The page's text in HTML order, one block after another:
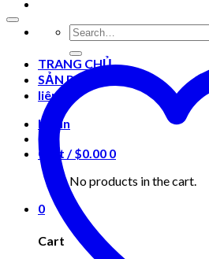
Search
for:
TRANG CHỦ
SẢN PHẨM
liên hệ
Login
Cart /$0.00 0
No products in the cart.
0
Cart